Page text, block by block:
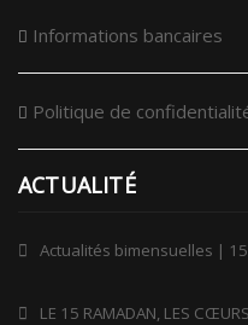
Informations bancaires
Politique de
ACTUALITÉ
Actualités bimensuelles |
LE 15 RAMADAN, LES